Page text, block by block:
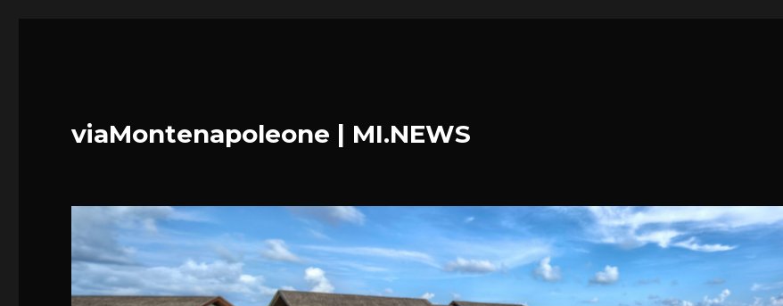
viaMontenapoleone | MI.NEWS